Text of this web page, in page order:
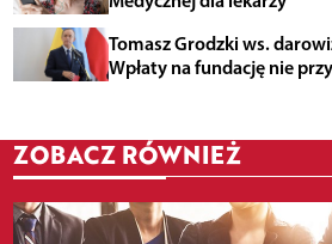
Tomasz Grodzki ws.
Wpłaty na fundację nie
ZOBACZ RÓWNIEŻ